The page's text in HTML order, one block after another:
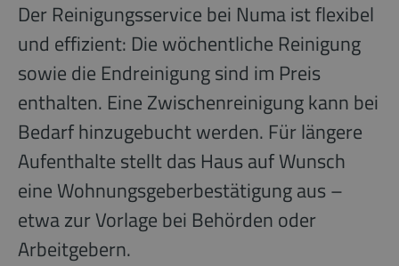
Der Reinigungsservice bei Numa ist flexibel
und effizient: Die wöchentliche Reinigung
sowie die Endreinigung sind im Preis
enthalten. Eine Zwischenreinigung kann bei
Bedarf hinzugebucht werden. Für längere
Aufenthalte stellt das Haus auf Wunsch
eine Wohnungsgeberbestätigung aus –
etwa zur Vorlage bei Behörden oder
Arbeitgebern.